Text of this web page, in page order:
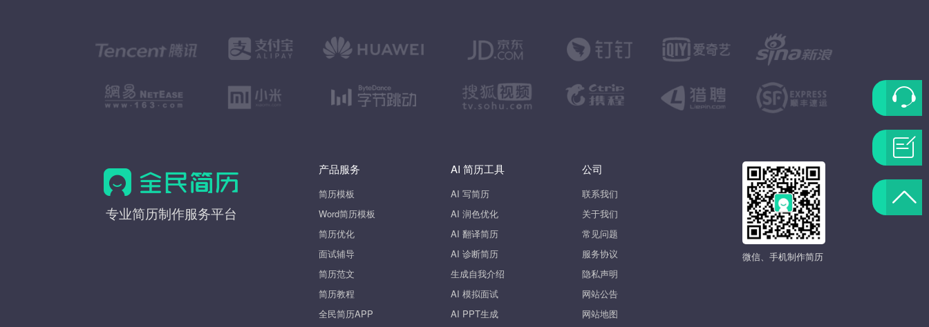
全
专业简历制作服务平台
产品服务
简历模板
Word简历模板
简历优化
面试辅导
简历范文
简历教程
全民简历APP
AI 简历工具
AI 写简历
AI 润色优化
AI 翻译简历
AI 诊断简历
生成自我介绍
AI 模拟面试
AI PPT生成
公司
联系我们
关于我们
常见问题
服务协议
隐私声明
网站公告
网站地图
微信、手机制作简历
联
系
客
服
题
反
返